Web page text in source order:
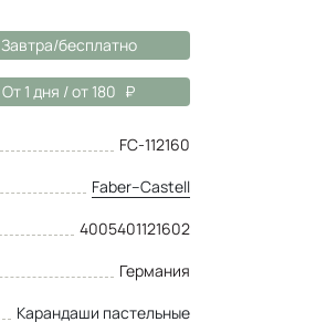
Завтра/бесплатно
От 1 дня / от 180
FC-112160
Faber–Сastell
4005401121602
Германия
Карандаши пастельные